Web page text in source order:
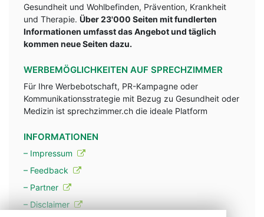
Gesundheit und Wohlbefinden, Prävention, Krankheit
und Therapie. Über 23'000 Seiten mit fundlerten
Informationen umfasst das Angebot und täglich
kommen neue Seiten dazu.
WERBEMÖGLICHKEITEN AUF SPRECHZIMMER
Für Ihre Werbebotschaft, PR-Kampagne oder
Kommunikationsstrategie mit Bezug zu Gesundheit oder
Medizin ist sprechzimmer.ch die ideale Platform
INFORMATIONEN
– Impressum
– Feedback
– Partner
– Disclaimer